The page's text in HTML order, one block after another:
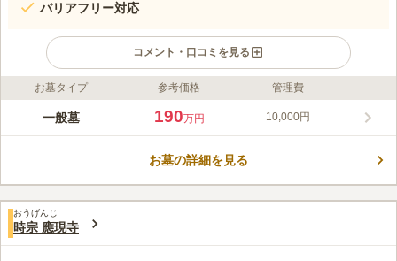
バリアフリー対応
コメント・口コミを見る
ライフドット編集部のコメント
昔ながらのお寺が多く残る寺町エリアにある専念寺墓苑です。最
ーターも設置され、キッズコーナーも設けられているので、安心
口コミ評価
この霊園はまだ誰からも評価されていません。
お墓タイプ 参考価格 管理費
一般墓 190万円 10,000円
お墓の詳細を見る
おうげんじ
時宗 應現寺